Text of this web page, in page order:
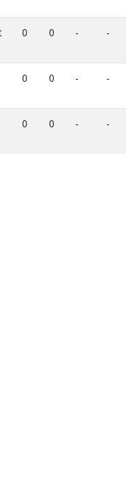
0 0 - -
0 0 - -
0 0 - -